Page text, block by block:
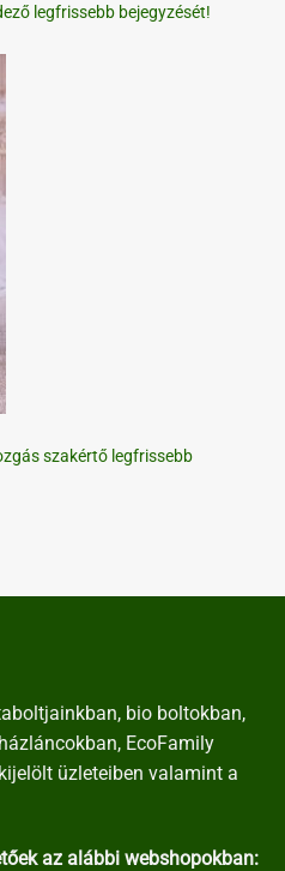
legfrissebb bejegyzését!
szakértő legfrissebb
bio boltokban,
EcoFamily
üzleteiben valamint a
az alábbi webshopokban: